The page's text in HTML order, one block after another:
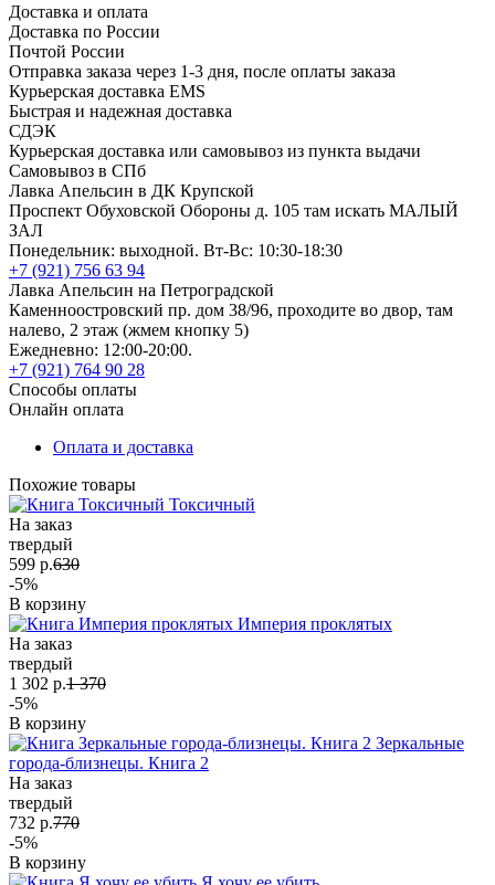
Доставка и оплата
Доставка по России
Почтой России
Отправка заказа через 1-3 дня, после оплаты заказа
Курьерская доставка EMS
Быстрая и надежная доставка
СДЭК
Курьерская доставка или самовывоз из пункта выдачи
Самовывоз в СПб
Лавка Апельсин в ДК Крупской
Проспект Обуховской Обороны д. 105 там искать МАЛЫЙ
ЗАЛ
Понедельник: выходной. Вт-Вс: 10:30-18:30
+7 (921) 756 63 94
Лавка Апельсин на Петроградской
Каменноостровский пр. дом 38/96, проходите во двор, там
налево, 2 этаж (жмем кнопку 5)
Ежедневно: 12:00-20:00.
+7 (921) 764 90 28
Способы оплаты
Онлайн оплата
Оплата и доставка
Похожие товары
Токсичный
На заказ
твердый
599 р.630
-5%
В корзину
Империя проклятых
На заказ
твердый
1 302 р.1 370
-5%
В корзину
Зеркальные
города-близнецы. Книга 2
На заказ
твердый
732 р.770
-5%
В корзину